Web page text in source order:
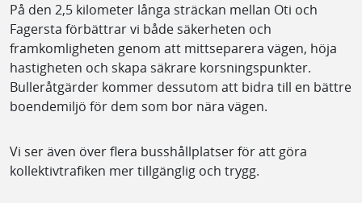
På den 2,5 kilometer långa sträckan mellan Oti och
Fagersta förbättrar vi både säkerheten och
framkomligheten genom att mittseparera vägen, höja
hastigheten och skapa säkrare korsningspunkter.
Bulleråtgärder kommer dessutom att bidra till en bättre
boendemiljö för dem som bor nära vägen.
Vi ser även över flera busshållplatser för att göra
kollektivtrafiken mer tillgänglig och trygg.